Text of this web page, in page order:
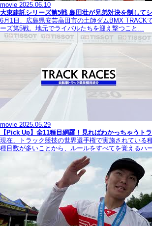
movie 2025.06.10
大東建託シリーズ第5戦 島田壮が兄弟対決を制して
6月1日、広島県安芸高田市の土師ダムBMX TRACK
ーズ第5戦。地元でライバルたちを迎え撃つこと…
movie 2025.05.29
【Pick Up】全11種目網羅！見ればわかっちゃうト
現在、トラック競技の世界選手権で実施されている
種目数が多いことから、ルールをすべてを覚えるハ